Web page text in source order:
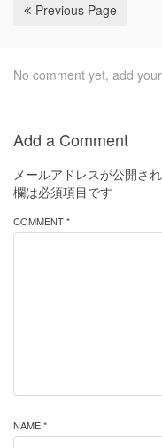
Previous Page
No comment yet, add
Add a Comment
メールアドレスが公開さ
欄は必須項目です
COMMENT *
NAME *